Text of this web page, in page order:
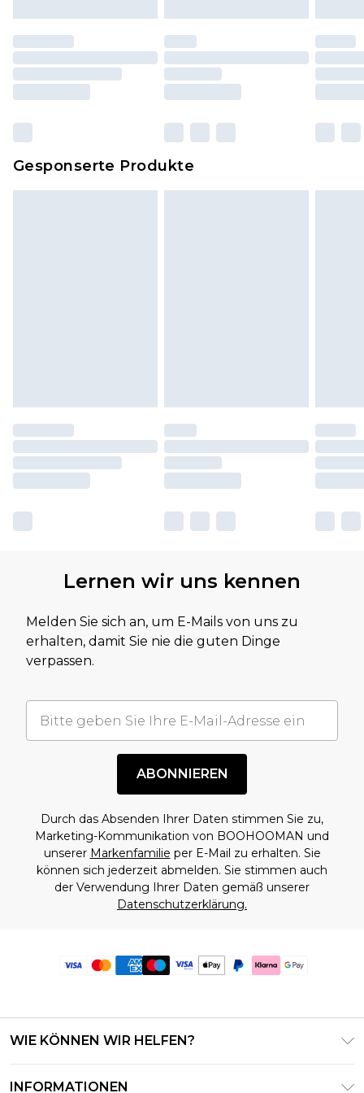
Schuhe dürfen nur in Innenräumen anprobiert
worden sein. Artikel aus dem Homeware-Bereich,
einschließlich Bettwäsche, Matratzen, Toppern
und Kissen, müssen unbenutzt und in ihrer
zurückgesendet werden.
Klickehierum unsere vollständigen
Gesponserte Produkte
Lernen wir uns kennen
Melden Sie sich an, um E-Mails von uns zu
erhalten, damit Sie nie die guten Dinge
verpassen.
ABONNIEREN
Durch das Absenden Ihrer Daten stimmen Sie zu,
Marketing-Kommunikation von BOOHOOMAN und
unserer Markenfamilie per E-Mail zu erhalten. Sie
können sich jederzeit abmelden. Sie stimmen auch
der Verwendung Ihrer Daten gemäß unserer
Datenschutzerklärung.
WIE KÖNNEN WIR HELFEN?
INFORMATIONEN